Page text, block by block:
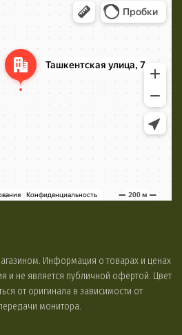
Информация о товарах и ценах
и не является публичной офертой. Цвет
от оригинала в зависимости от
монитора.